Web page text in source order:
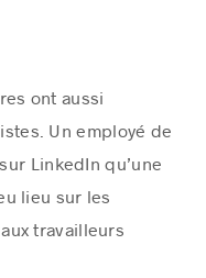
ont aussi
Un employé de
LinkedIn qu’une
lieu sur les
travailleurs